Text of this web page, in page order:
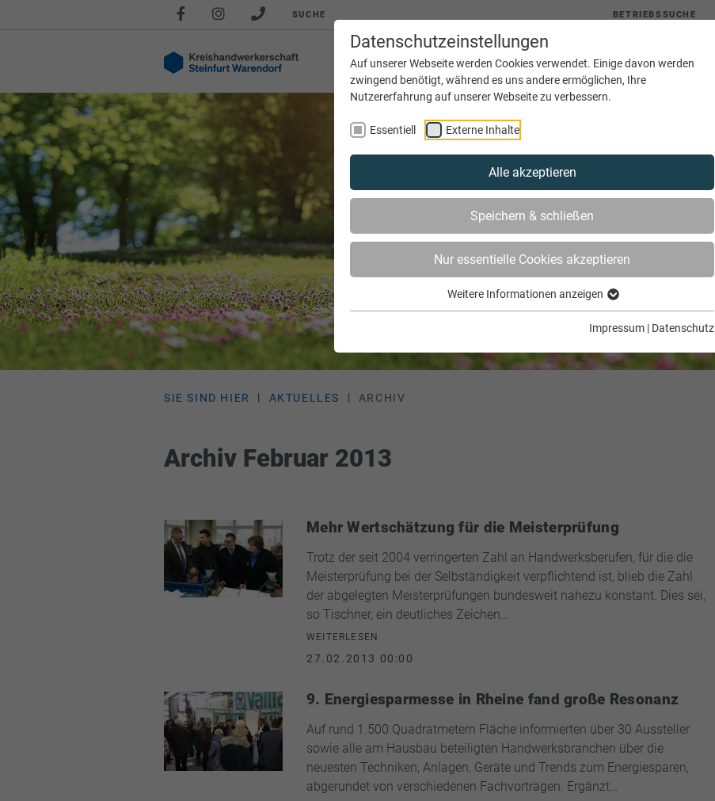
Datenschutzeinstellungen
Auf unserer Webseite werden Cookies verwendet. Einige davon werden
zwingend benötigt, während es uns andere ermöglichen, Ihre
Nutzererfahrung auf unserer Webseite zu verbessern.
Essentiell Externe Inhalte
Alle akzeptieren
Speichern & schließen
Nur essentielle Cookies akzeptieren
Weitere Informationen anzeigen
Impressum | Datenschutz
SUCHE BETRIEBSSUCHE
Aktuelles Service Bildung Innungen Netzwerke
SIE SIND HIER AKTUELLES ARCHIV
Archiv Februar 2013
Mehr Wertschätzung für die Meisterprüfung
Trotz der seit 2004 verringerten Zahl an Handwerksberufen, für die die
Meisterprüfung bei der Selbständigkeit verpflichtend ist, blieb die Zahl
der abgelegten Meisterprüfungen bundesweit nahezu konstant. Dies sei,
so Tischner, ein deutliches Zeichen…
WEITERLESEN
27.02.2013 00:00
9. Energiesparmesse in Rheine fand große Resonanz
Auf rund 1.500 Quadratmetern Fläche informierten über 30 Aussteller
sowie alle am Hausbau beteiligten Handwerksbranchen über die
neuesten Techniken, Anlagen, Geräte und Trends zum Energiesparen,
abgerundet von verschiedenen Fachvorträgen. Ergänzt…